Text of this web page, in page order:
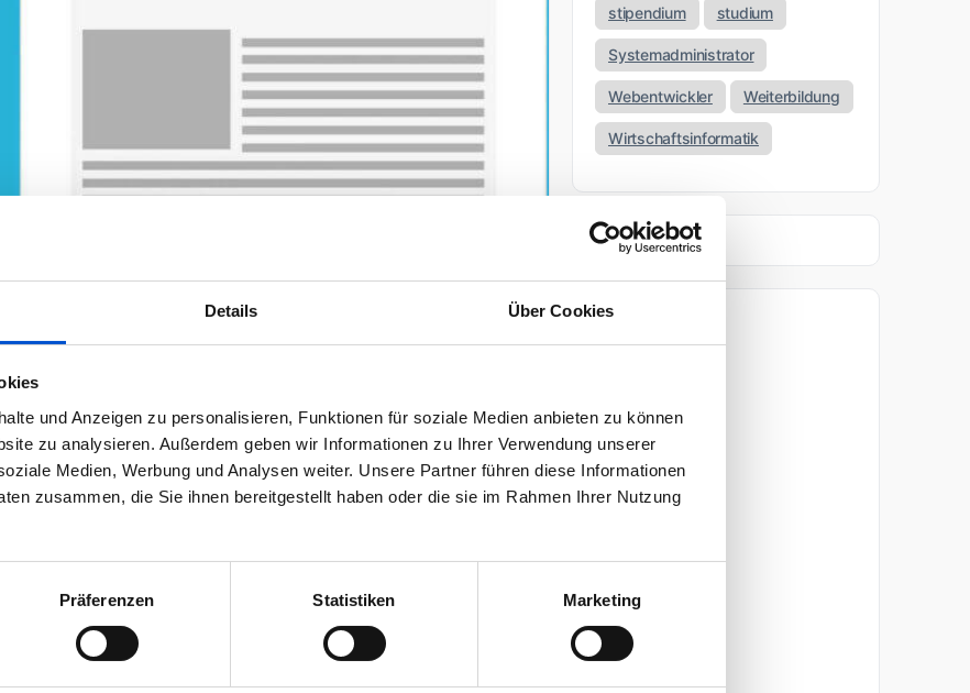
Details Über Cookies
und Anzeigen zu personalisieren, Funktionen für soziale Medien anbieten zu können
zu analysieren. Außerdem geben wir Informationen zu Ihrer Verwendung unserer
Medien, Werbung und Analysen weiter. Unsere Partner führen diese Informationen
zusammen, die Sie ihnen bereitgestellt haben oder die sie im Rahmen Ihrer Nutzung
Präferenzen Statistiken Marketing
Webentwicklung
ein Programm zu erschaffen, welches im Internet (Web) aufrufbar
0Kommentar
stipendium studium
Systemadministrator
Webentwickler Weiterbildung
Wirtschaftsinformatik
April 2026
März 2026
November 2025
Oktober 2025
Mai 2025
April 2025
März 2025